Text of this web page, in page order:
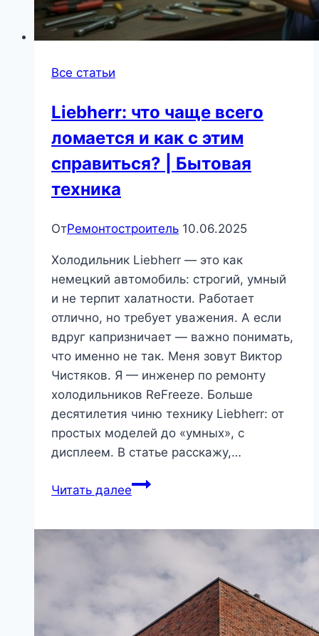
Все статьи
Liebherr: что чаще всего
ломается и как с этим
справиться? | Бытовая
техника
ОтРемонтостроитель 10.06.2025
Холодильник Liebherr — это как
немецкий автомобиль: строгий, умный
и не терпит халатности. Работает
отлично, но требует уважения. А если
вдруг капризничает — важно понимать,
что именно не так. Меня зовут Виктор
Чистяков. Я — инженер по ремонту
холодильников ReFreeze. Больше
десятилетия чиню технику Liebherr: от
простых моделей до «умных», с
дисплеем. В статье расскажу,…
Читать далееLiebherr:
и